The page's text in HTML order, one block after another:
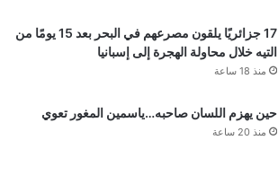
17 جزائريًا يلقون مصرعهم في البحر بعد 15 يومًا من
التيه خلال محاولة الهجرة إلى إسبانيا
منذ 18 ساعة
حين يهزم اللسان صاحبه…ياسمين المغور تعوي
منذ 20 ساعة